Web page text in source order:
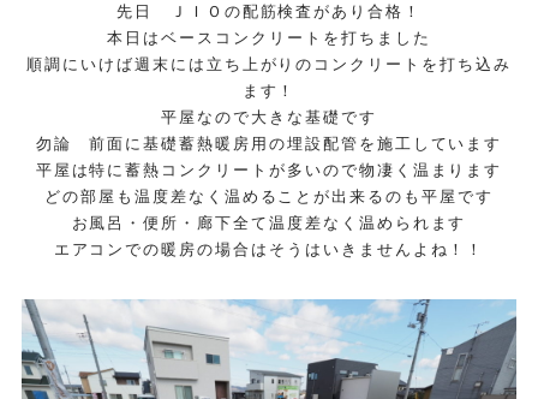
先日 ＪＩＯの配筋検査があり合格！
本日はベースコンクリートを打ちました
順調にいけば週末には立ち上がりのコンクリートを打ち込み
ます！
平屋なので大きな基礎です
勿論 前面に基礎蓄熱暖房用の埋設配管を施工しています
平屋は特に蓄熱コンクリートが多いので物凄く温まります
どの部屋も温度差なく温めることが出来るのも平屋です
お風呂・便所・廊下全て温度差なく温められます
エアコンでの暖房の場合はそうはいきませんよね！！